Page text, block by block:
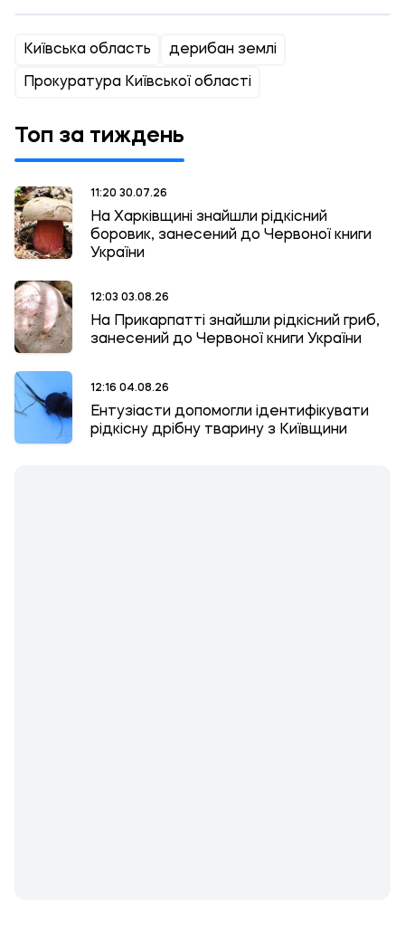
Київська область дерибан землі
Прокуратура Київської області
Топ за тиждень
11:20 30.07.26
На Харківщині знайшли рідкісний
боровик, занесений до Червоної книги
України
12:03 03.08.26
На Прикарпатті знайшли рідкісний гриб,
занесений до Червоної книги України
12:16 04.08.26
Ентузіасти допомогли ідентифікувати
рідкісну дрібну тварину з Київщини